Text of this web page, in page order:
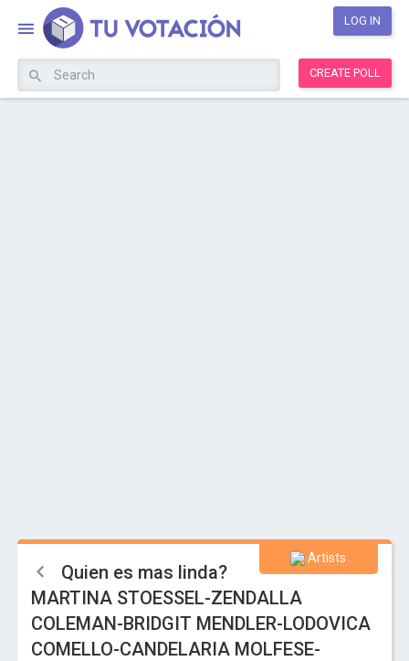
LOG IN
CREATE POLL
Artists
Quien es mas linda?
MARTINA STOESSEL-ZENDALLA
COLEMAN-BRIDGIT MENDLER-LODOVICA
COMELLO-CANDELARIA MOLFESE-